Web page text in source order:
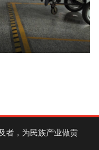
者，为民族产业做贡